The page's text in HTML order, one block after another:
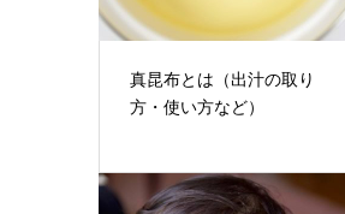
真昆布とは（出汁の取り
方・使い方など）